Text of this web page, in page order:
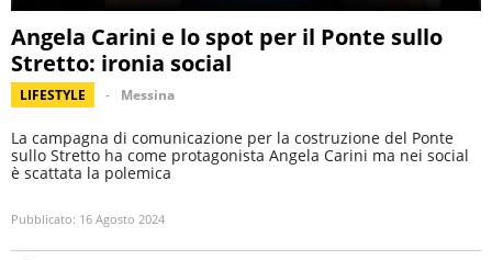
Angela Carini e lo spot per il Ponte sullo
Stretto: ironia social
LIFESTYLE Messina
La campagna di comunicazione per la costruzione del Ponte
sullo Stretto ha come protagonista Angela Carini ma nei social
è scattata la polemica
Pubblicato: 16 Agosto 2024